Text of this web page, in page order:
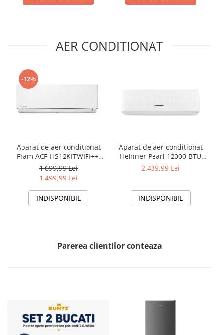
AER CONDITIONAT
-12%
Aparat de aer conditionat
Fram ACF-HS12KITWIFI++,
12000 BTU, Wifi, Kit
instalare inclus, Functie
Sleep, Clasa A++
1.699,99 Lei
1.499,99 Lei
INDISPONIBIL
Aparat de aer conditionat
Heinner Pearl 12000 BTU
Wi-Fi, Clasa A+++/A+++, AI
alb
2.439,99 Lei
INDISPONIBIL
Parerea clientilor conteaza